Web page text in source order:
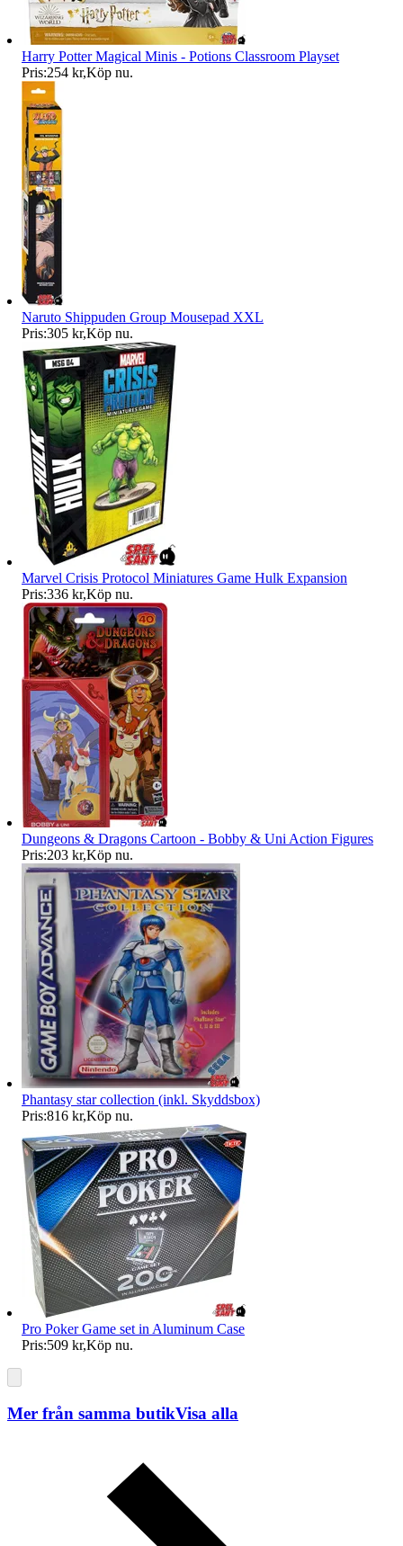
Harry Potter Magical Minis - Potions Classroom Playset
Pris:254 kr,Köp nu.
Naruto Shippuden Group Mousepad XXL
Pris:305 kr,Köp nu.
Marvel Crisis Protocol Miniatures Game Hulk Expansion
Pris:336 kr,Köp nu.
Dungeons & Dragons Cartoon - Bobby & Uni Action Figures
Pris:203 kr,Köp nu.
Phantasy star collection (inkl. Skyddsbox)
Pris:816 kr,Köp nu.
Pro Poker Game set in Aluminum Case
Pris:509 kr,Köp nu.
Mer från samma butikVisa alla